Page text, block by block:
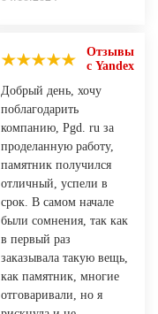
Отзывы
с Yandex
Добрый день, хочу
поблагодарить
компанию, Pgd. ru за
проделанную работу,
памятник получился
отличный, успели в
срок. В самом начале
были сомнения, так как
в первый раз
заказывала такую вещь,
как памятник, многие
отговаривали, но я